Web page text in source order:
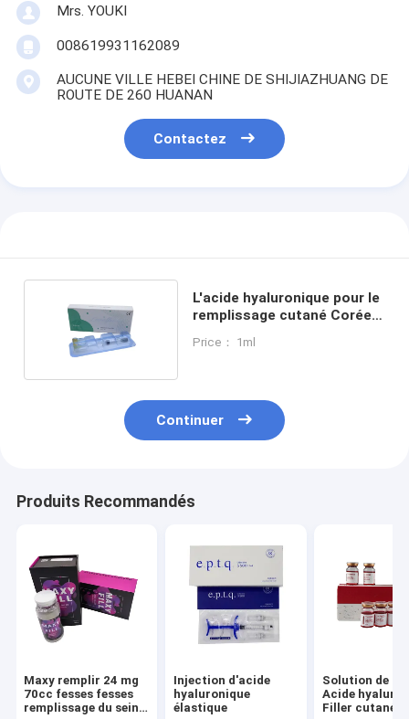
Mrs. YOUKI
008619931162089
AUCUNE VILLE HEBEI CHINE DE SHIJIAZHUANG DE
ROUTE DE 260 HUANAN
Contactez
L'acide hyaluronique pour le
remplissage cutané Corée
Price： 1ml
Continuer
Produits Recommandés
Maxy remplir 24 mg
70cc fesses fesses
remplissage du sein
Injection d'acide
hyaluronique
élastique
Solution de
Acide
Filler cutané